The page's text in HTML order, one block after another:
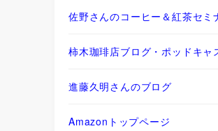
佐野さんのコーヒー＆紅茶セミ
柿木珈琲店ブログ・ポッドキャ
進藤久明さんのブログ
Amazonトップページ